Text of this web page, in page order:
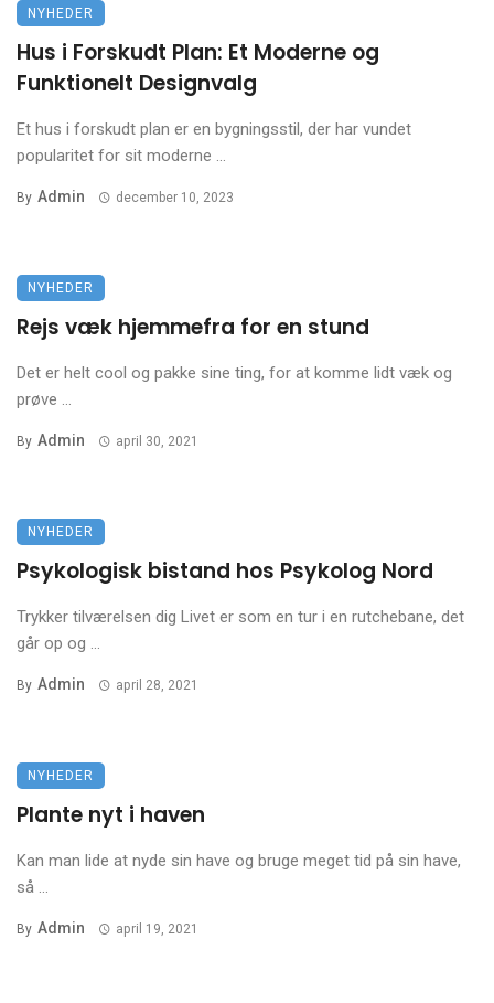
NYHEDER
Hus i Forskudt Plan: Et Moderne og
Funktionelt Designvalg
Et hus i forskudt plan er en bygningsstil, der har vundet
popularitet for sit moderne ...
By Admin december 10, 2023
NYHEDER
Rejs væk hjemmefra for en stund
Det er helt cool og pakke sine ting, for at komme lidt væk og
prøve ...
By Admin april 30, 2021
NYHEDER
Psykologisk bistand hos Psykolog Nord
Trykker tilværelsen dig Livet er som en tur i en rutchebane, det
går op og ...
By Admin april 28, 2021
NYHEDER
Plante nyt i haven
Kan man lide at nyde sin have og bruge meget tid på sin have,
så ...
By Admin april 19, 2021